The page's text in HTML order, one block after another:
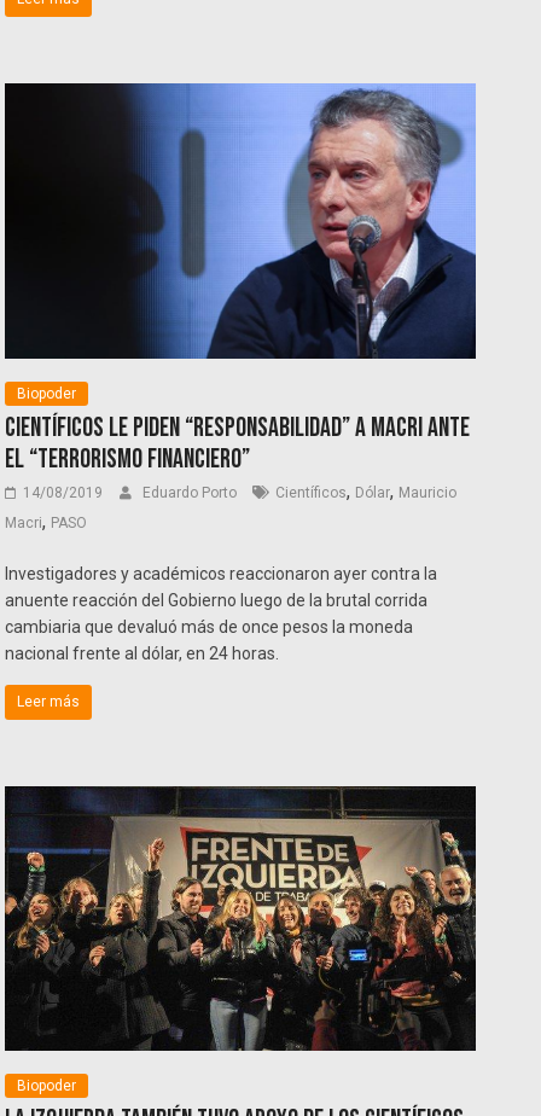
Biopoder
Científicos le piden “responsabilidad” a Macri ante
el “terrorismo financiero”
14/08/2019 Eduardo Porto Científicos, Dólar, Mauricio
Macri, PASO
Investigadores y académicos reaccionaron ayer contra la
anuente reacción del Gobierno luego de la brutal corrida
cambiaria que devaluó más de once pesos la moneda
nacional frente al dólar, en 24 horas.
Leer más
Biopoder